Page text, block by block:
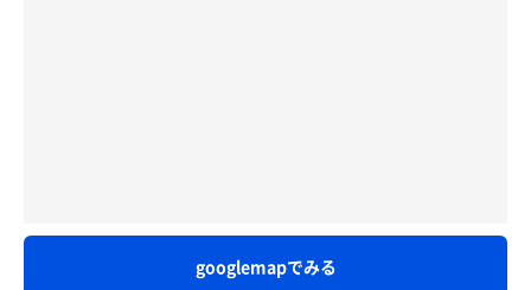
googlemapでみる